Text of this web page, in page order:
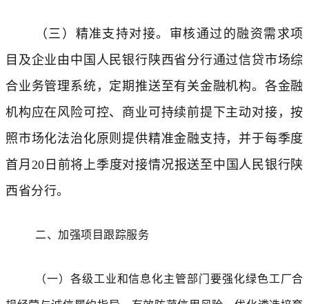
（三） 精准支持对接。 审核通过的融资需求项
目及企业由中国人民银行陕西省分行通过信贷市场综
合业务管理系统，定期推送至有关金融机构。各金融
机构应在风险可控、商业可持续前提下主动对接，按
照市场化法治化原则提供精准金融支持，并于每季度
首月20日前将上季度对接情况报送至中国人民银行陕
西省分行。
二、加强项目跟踪服务
（一）各级工业和信息化主管部门要强化绿色工厂合